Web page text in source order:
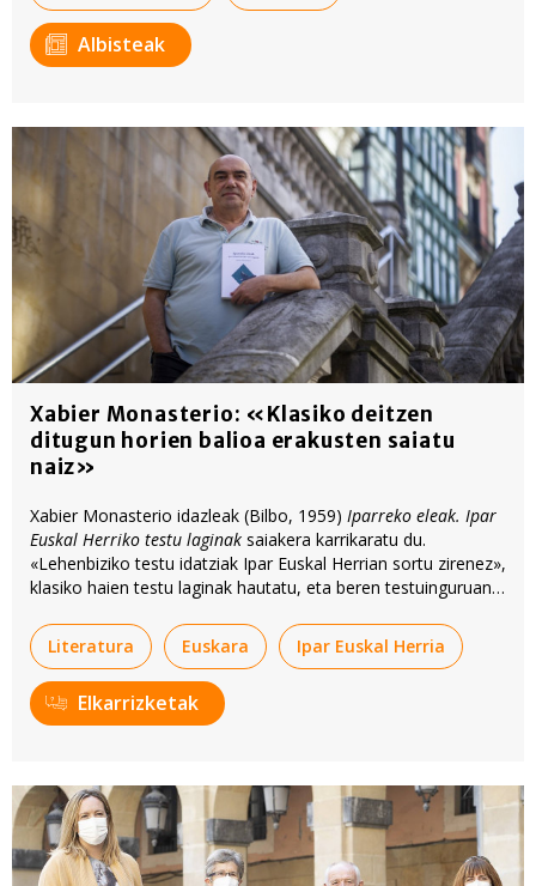
irakurri
Albisteak
Xabier Monasterio: «Klasiko deitzen
ditugun horien balioa erakusten saiatu
naiz»
Xabier Monasterio idazleak (Bilbo, 1959) Iparreko eleak. Ipar
Euskal Herriko testu laginak saiakera karrikaratu du.
«Lehenbiziko testu idatziak Ipar Euskal Herrian sortu zirenez»,
klasiko haien testu laginak hautatu, eta beren testuinguruan
Literatura
Euskara Ipar Euskal Herria
Elkarrizketak